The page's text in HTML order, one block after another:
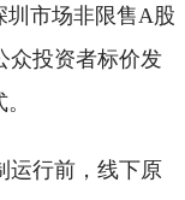
圳市场非限售A股
众投资者标价发
运行前，线下原